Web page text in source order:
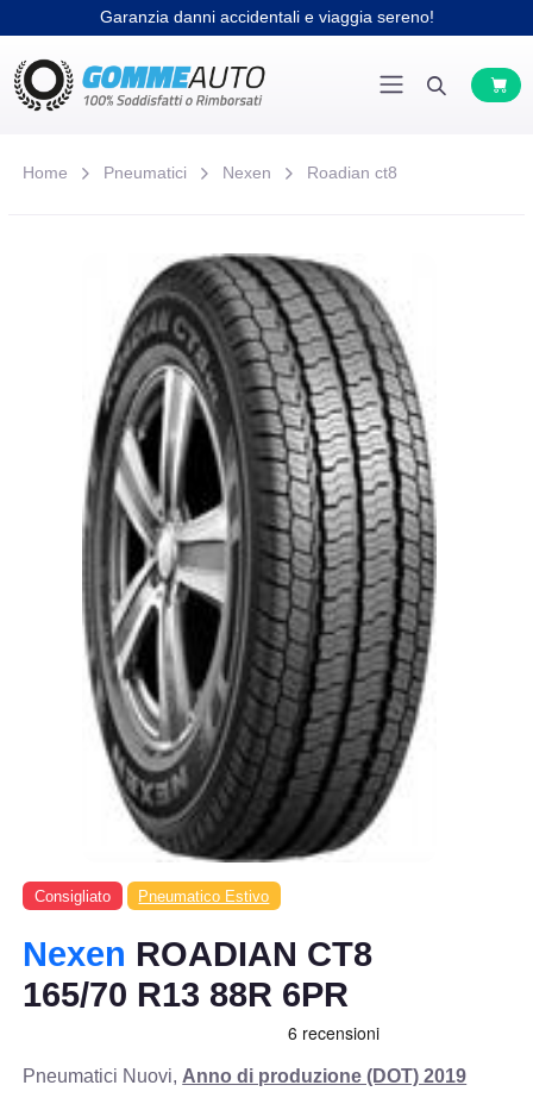
Garanzia danni accidentali e viaggia sereno!
Home Pneumatici Nexen Roadian ct8
Consigliato Pneumatico Estivo
Nexen ROADIAN CT8
165/70 R13 88R 6PR
Pneumatici Nuovi,Anno di produzione (DOT) 2019